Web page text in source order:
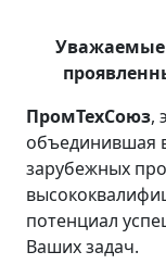
Уважаемые
ПромТехСоюз,
объединившая
зарубежных
потенциал
Ваших задач.